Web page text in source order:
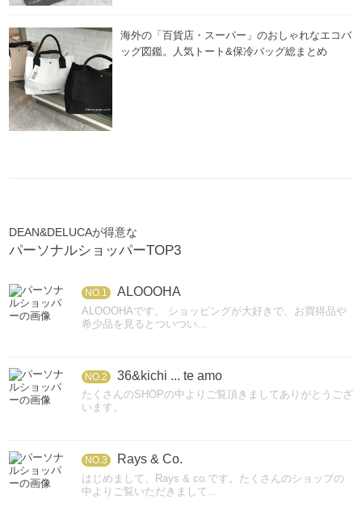
海外の「百貨店・スーパー」のおしゃれなエコバ
ッグ図鑑。人気トート&保冷バッグ総まとめ
DEAN&DELUCAが得意な
パーソナルショッパーTOP3
NO.1 ALOOOHA
ALOOOHAです。 ショッピングが大好きで、お買得品や
希少品を見るとついつい...
NO.2 36&kichi ... te amo
たくさんのSHOPの中よりご覧頂きましてありがとうござ
います。
NO.3 Rays & Co.
はじめまして、Rays & co.です。たくさんのショップの
中よりご覧いただきまして...